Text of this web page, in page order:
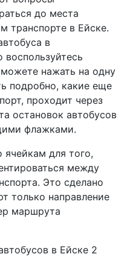
до места
транспорте в Ейске.
в
воспользуйтесь
нажать на одну
подробно, какие еще
проходит через
остановок автобусов
флажками.
ячейкам для того,
между
Это сделано
только направление
маршрута
в Ейске 2